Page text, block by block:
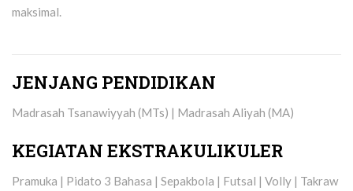
maksimal.
JENJANG PENDIDIKAN
Madrasah Tsanawiyyah (MTs) | Madrasah Aliyah (MA)
KEGIATAN EKSTRAKULIKULER
Pramuka | Pidato 3 Bahasa | Sepakbola | Futsal | Volly | Takraw